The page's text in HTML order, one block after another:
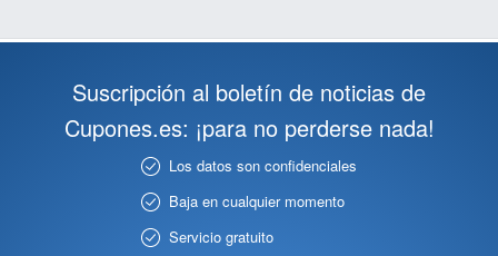
Suscripción al boletín de noticias de
Cupones.es: ¡para no perderse nada!
Los datos son confidenciales
Baja en cualquier momento
Servicio gratuito